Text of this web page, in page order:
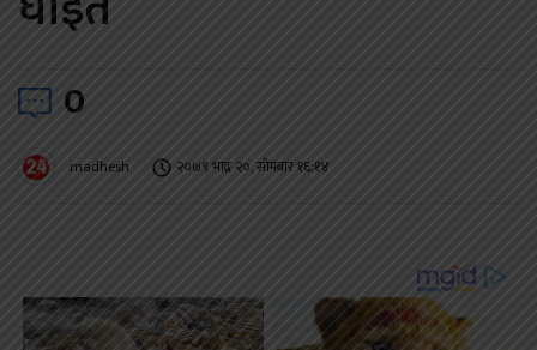
0
madhesh २०७९ भाद्र २०, सोमबार १६:१४